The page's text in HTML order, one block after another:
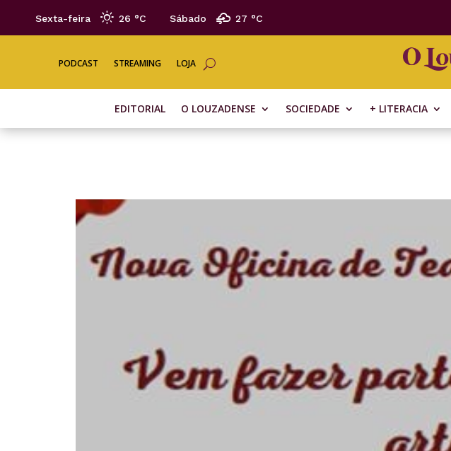
Sexta-feira 26 °C Sábado 27 °C
PODCAST STREAMING LOJA
EDITORIAL O LOUZADENSE SOCIEDADE + LITERACIA